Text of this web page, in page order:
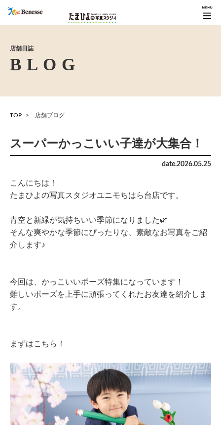
店舗日誌
TOP 店舗ブログ
スーパーかっこいい子達が大集合！
date.2026.05.25
こんにちは！
たまひよの写真スタジオユニモちはら台店です。
青空と新緑が気持ちいい季節になりました🌿
そんな爽やかな季節にぴったりな、素敵なお写真をご紹
介します♪
今回は、かっこいいポーズ特集になっています！
難しいポーズを上手に頑張ってくれたお友達を紹介しま
す。
まずはこちら！